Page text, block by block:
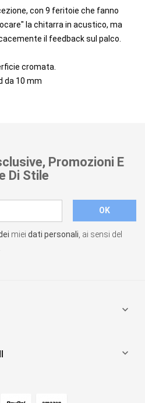
con 9 feritoie che fanno
la chitarra in acustico, ma
il feedback sul palco.
cromata.
da 10 mm
Promozioni E
Di Stile
miei dati personali , ai sensi del

